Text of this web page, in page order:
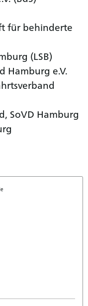
für behinderte
(LSB)
Hamburg e.V.
SoVD Hamburg